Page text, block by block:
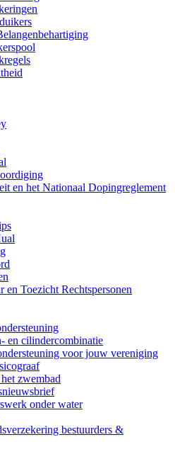
en het Nationaal Dopingreglement
en Toezicht Rechtspersonen
en cilindercombinatie
voor jouw vereniging
zwembad
onder water
bestuurders &